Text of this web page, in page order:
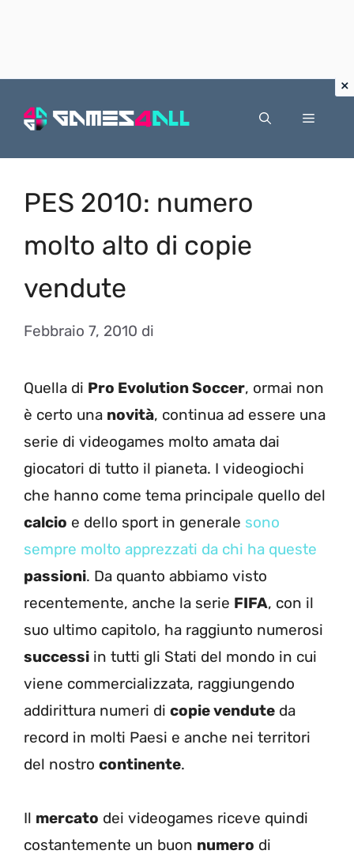
Menu
PES 2010: numero
molto alto di copie
vendute
Febbraio 7, 2010 di
Quella di Pro Evolution Soccer, ormai non
è certo una novità, continua ad essere una
serie di videogames molto amata dai
giocatori di tutto il pianeta. I videogiochi
che hanno come tema principale quello del
calcio e dello sport in generale sono
sempre molto apprezzati da chi ha queste
passioni. Da quanto abbiamo visto
recentemente, anche la serie FIFA, con il
suo ultimo capitolo, ha raggiunto numerosi
successi in tutti gli Stati del mondo in cui
viene commercializzata, raggiungendo
addirittura numeri di copie vendute da
record in molti Paesi e anche nei territori
del nostro continente.
Il mercato dei videogames riceve quindi
costantemente un buon numero di